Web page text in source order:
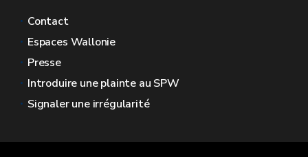
Contact
Espaces Wallonie
Presse
Introduire une plainte au SPW
Signaler une irrégularité